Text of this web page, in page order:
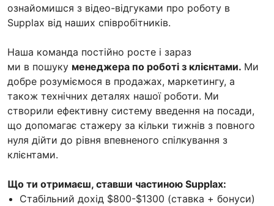
ознайомишся з відео-відгуками про роботу в
Supplax від наших співробітників.
Наша команда постійно росте і зараз
ми в пошуку менеджера по роботі з клієнтами. Ми
добре розуміємося в продажах, маркетингу, а
також технічних деталях нашої роботи. Ми
створили ефективну систему введення на посади,
що допомагає стажеру за кільки тижнів з повного
нуля дійти до рівня впевненого спілкування з
клієнтами.
Що ти отримаєш, ставши частиною Supplax:
Стабільний дохід $800-$1300 (ставка + бонуси)